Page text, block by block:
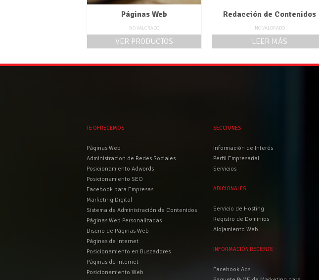
Páginas Web
NO VALORADO
VER PRODUCTOS
Redacción de Contenidos
NO VALORADO
LEER MÁS
TE OFRECEMOS
Páginas Web
Administracion de Redes Sociales
Posicionamiento Adwords
Posicionamiento SEO
Facebook para Empresas
Marketing Digital
Sistema de Administración de Contenidos
Páginas Web Personalizadas
Diseño de Páginas Web
Páginas de Internet
Posicionamiento en Buscadores
Páginas de Internet
Posicionamiento Web
SECCIONES
Información de Interés
Perfil Empresarial
Servicios
ADICIONALES
Servicio de Hosting
Registro de Dominios
Alojamiento Web
INFORMACIÓN RECIENTE
Facebook Ads